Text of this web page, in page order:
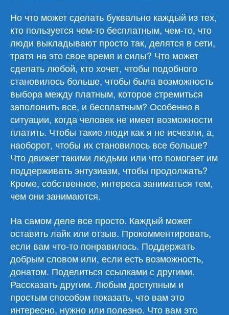
Но что может сделать буквально каждый из тех,
кто пользуется чем-то бесплатным, чем-то, что
люди выкладывают просто так, делятся в сети,
тратя на это свое время и силы? Что может
сделать любой, кто хочет, чтобы подобного
становилось больше, чтобы была возможность
выбора между платным, которое стремиться
заполонить все, и бесплатным? Особенно в
ситуации, когда человек не имеет возможности
платить. Чтобы такие люди как я не исчезли, а,
наоборот, чтобы их становилось все больше?
Что движет такими людьми или что помогает им
поддерживать энтузиазм, чтобы продолжать?
Кроме, собственное, интереса заниматься тем,
чем они занимаются.
На самом деле все просто. Каждый может
оставить лайк или отзыв. Прокомментировать,
если вам что-то понравилось. Поддержать
добрым словом или, если есть возможность,
донатом. Поделиться ссылками с другими.
Рассказать другим. Любым доступным и
простым способом показать, что вам это
интересно, нужно или полезно. Что вам это